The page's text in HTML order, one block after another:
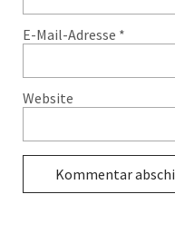
E-Mail-Adresse *
Website